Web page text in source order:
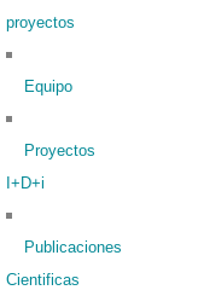
proyectos
Equipo
Proyectos
I+D+i
Publicaciones
Cientificas